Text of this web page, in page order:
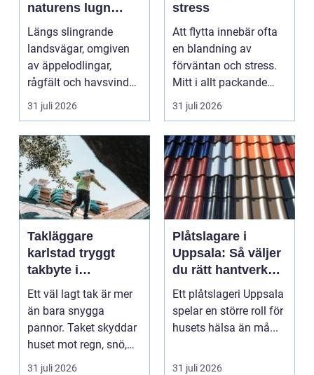
naturens lugn
möter kreativt
hantverk
Längs slingrande
landsvägar, omgiven
av äppelodlingar,
rågfält och havsvindar,
har
blomsterhantverke...
31 juli 2026
stress
Att flytta innebär ofta
en blandning av
förväntan och stress.
Mitt i allt packande
och planerande dy...
31 juli 2026
Takläggare
karlstad tryggt
takbyte i
värmländskt klimat
Ett väl lagt tak är mer
än bara snygga
pannor. Taket skyddar
huset mot regn, snö,
blåst och stark vå...
31 juli 2026
Plåtslagare i
Uppsala: Så väljer
du rätt hantverkare
för tak och fasad
Ett plåtslageri Uppsala
spelar en större roll för
husets hälsa än må...
31 juli 2026